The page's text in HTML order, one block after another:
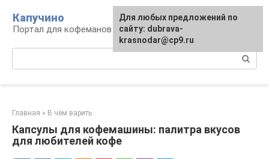
контенту
Капучино
Портал для кофеманов
Главная » В чём варить
Капсулы для кофемашины: палитра вкусов
для любителей кофе
Для любых предложений по
сайту: dubrava-
krasnodar@cp9.ru